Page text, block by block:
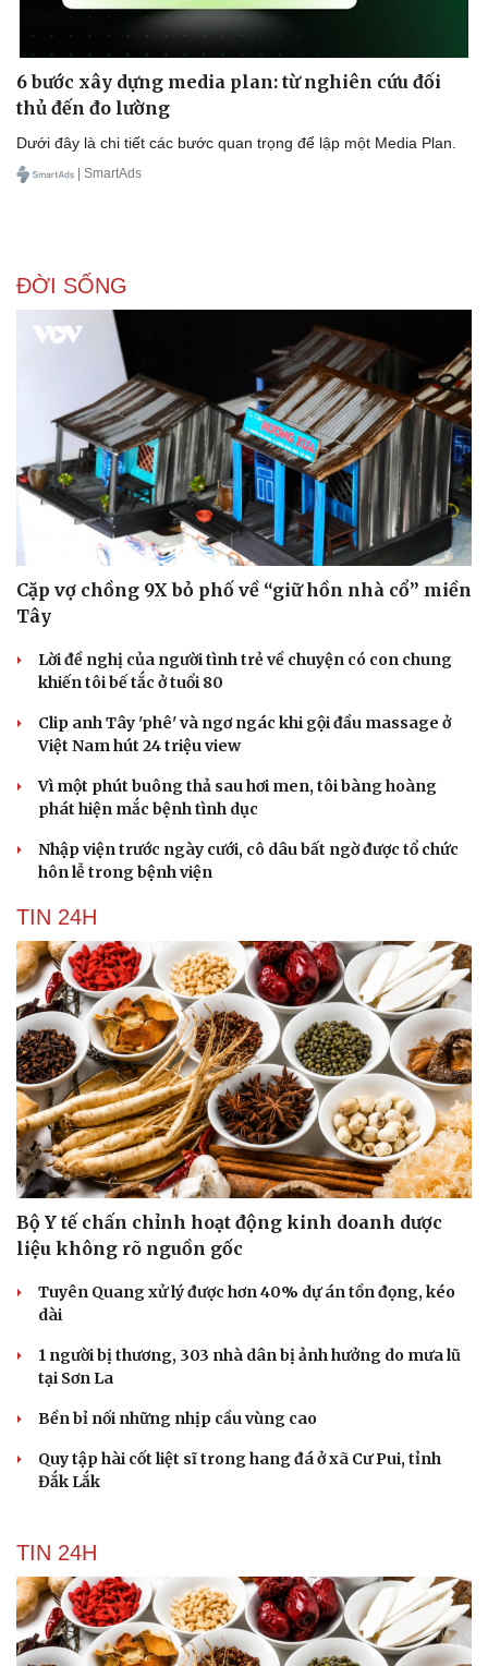
Sân khấu - Điện ảnh
Văn học
Âm nhạc
Di sản
Giải trí
Nghệ sĩ
Thời trang
6 bước xây dựng media plan: từ nghiên cứu đối
thủ đến đo lường
Dưới đây là chi tiết các bước quan trọng để lập một Media Plan.
| SmartAds
ĐỜI SỐNG
Cặp vợ chồng 9X bỏ phố về “giữ hồn nhà cổ” miền
Tây
Lời đề nghị của người tình trẻ về chuyện có con chung
khiến tôi bế tắc ở tuổi 80
Clip anh Tây 'phê' và ngơ ngác khi gội đầu massage ở
Việt Nam hút 24 triệu view
Vì một phút buông thả sau hơi men, tôi bàng hoàng
phát hiện mắc bệnh tình dục
Nhập viện trước ngày cưới, cô dâu bất ngờ được tổ chức
hôn lễ trong bệnh viện
TIN 24H
Bộ Y tế chấn chỉnh hoạt động kinh doanh dược
liệu không rõ nguồn gốc
Tuyên Quang xử lý được hơn 40% dự án tồn đọng, kéo
dài
1 người bị thương, 303 nhà dân bị ảnh hưởng do mưa lũ
tại Sơn La
Bền bỉ nối những nhịp cầu vùng cao
Quy tập hài cốt liệt sĩ trong hang đá ở xã Cư Pui, tỉnh
Đắk Lắk
TIN 24H